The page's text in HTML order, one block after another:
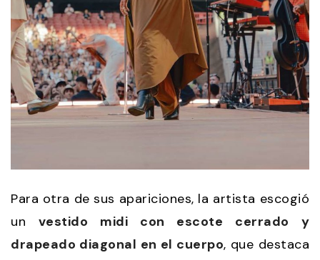
Para otra de sus apariciones, la artista escogió
un vestido midi con escote cerrado y
drapeado diagonal en el cuerpo, que destaca